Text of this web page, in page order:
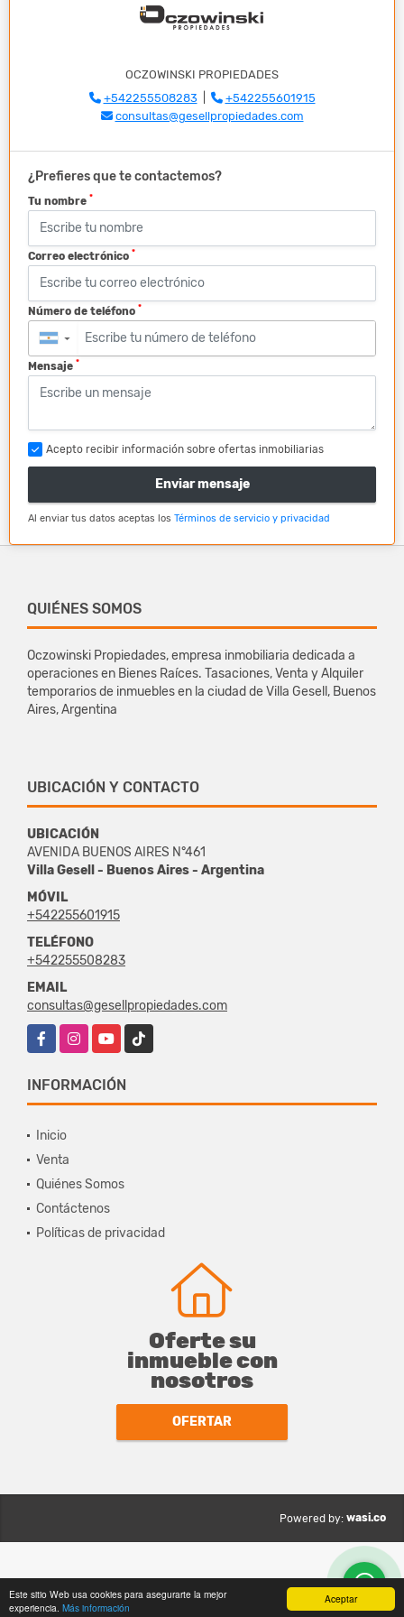
Aceptar
Este sitio Web usa cookies para asegurarte la mejor
experiencia. Más información
OCZOWINSKI PROPIEDADES
+542255508283|
+542255601915
consultas@gesellpropiedades.com
¿Prefieres que te contactemos?
Tu nombre *
Correo electrónico *
Número de teléfono *
▼
Mensaje *
Acepto recibir información sobre ofertas inmobiliarias
Enviar mensaje
Al enviar tus datos aceptas los Términos de servicio y privacidad
QUIÉNES SOMOS
Oczowinski Propiedades, empresa inmobiliaria dedicada a
operaciones en Bienes Raíces. Tasaciones, Venta y Alquiler
temporarios de inmuebles en la ciudad de Villa Gesell, Buenos
Aires, Argentina
UBICACIÓN Y CONTACTO
UBICACIÓN
AVENIDA BUENOS AIRES N°461
Villa Gesell - Buenos Aires - Argentina
MÓVIL
+542255601915
TELÉFONO
+542255508283
EMAIL
consultas@gesellpropiedades.com
FacebookInstagramYouTubeTikTok
INFORMACIÓN
Inicio
Venta
Quiénes Somos
Contáctenos
Políticas de privacidad
Oferte su
inmueble con
nosotros
OFERTAR
Powered by: wasi.co